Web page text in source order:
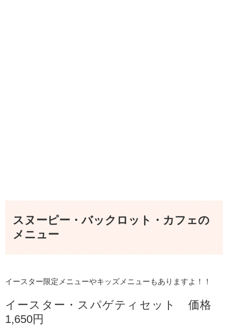
スヌーピー・バックロット・カフェの
メニュー
イースター限定メニューやキッズメニューもありますよ！！
イースター・スパゲティセット 価格
1,650円